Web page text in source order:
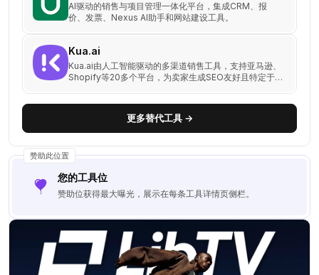
AI驱动的销售与项目管理一体化平台，集成CRM、报
价、发票、Nexus AI助手和网站建设工具。
Kua.ai
Kua.ai由人工智能驱动的多渠道销售工具，支持亚马逊、
Shopify等20多个平台，为卖家生成SEO友好且特定于渠
更多替代工具 →
赞助此位置
您的工具位
赞助位获得最大曝光，展示在每条工具详情页侧栏。